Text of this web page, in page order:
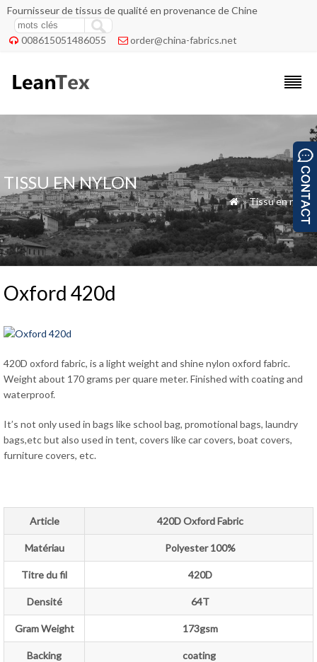
Fournisseur de tissus de qualité en provenance de Chine
 008615051486055  order@china-fabrics.net
TISSU EN NYLON
 »Tissu en nylon
Oxford 420d
420D oxford fabric, is a light weight and shine nylon oxford fabric.
Weight about 170 grams per quare meter. Finished with coating and
waterproof.
It’s not only used in bags like school bag, promotional bags, laundry
bags,etc but also used in tent, covers like car covers, boat covers,
furniture covers, etc.
Article 420D Oxford Fabric
Matériau Polyester 100%
Titre du fil 420D
Densité 64T
Gram Weight 173gsm
Backing coating